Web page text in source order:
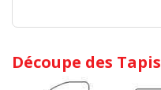
Découpe des Tapis